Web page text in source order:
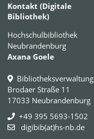
Kontakt (Digitale
Bibliothek)
Hochschulbibliothek
Neubrandenburg
Axana Goele
Bibliotheksverwaltung
Brodaer Straße 11
17033 Neubrandenburg
+49 395 5693-1502
digibib(at)hs-nb.de